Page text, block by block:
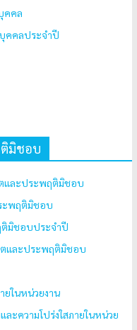
คคล
คคลประจำปี
มิชอบ
ตและประพฤติมิชอบ
ะพฤติมิชอบ
ติมิชอบประจำปี
ตและประพฤติมิชอบ
ยในหน่วยงาน
ละความโปร่งใสภายในหน่วย